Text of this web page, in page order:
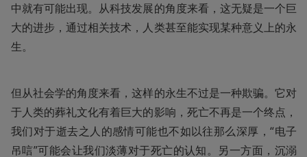
中就有可能出现。从科技发展的角度来看，这无疑是一个巨
大的进步，通过相关技术，人类甚至能实现某种意义上的永
生。
但从社会学的角度来看，这样的永生不过是一种欺骗。它对
于人类的葬礼文化有着巨大的影响，死亡不再是一个终点，
我们对于逝去之人的感情可能也不如以往那么深厚，“电子
吊唁”可能会让我们淡薄对于死亡的认知。另一方面，沉溺